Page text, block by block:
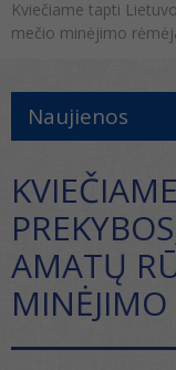
Kviečiame tapti
mečio minėjimo
Naujienos
AMATŲ
MINĖJIMO